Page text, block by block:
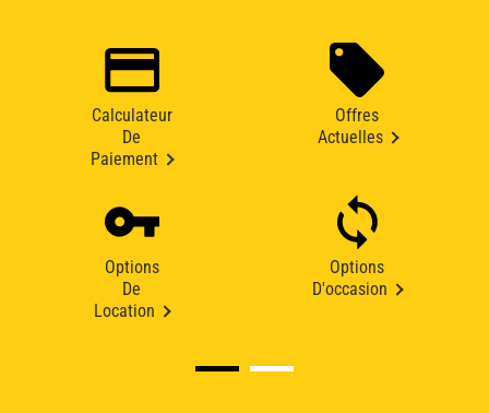
Calculateur
De
Paiement
Offres
Actuelles
Options
De
Location
Options
D'occasion